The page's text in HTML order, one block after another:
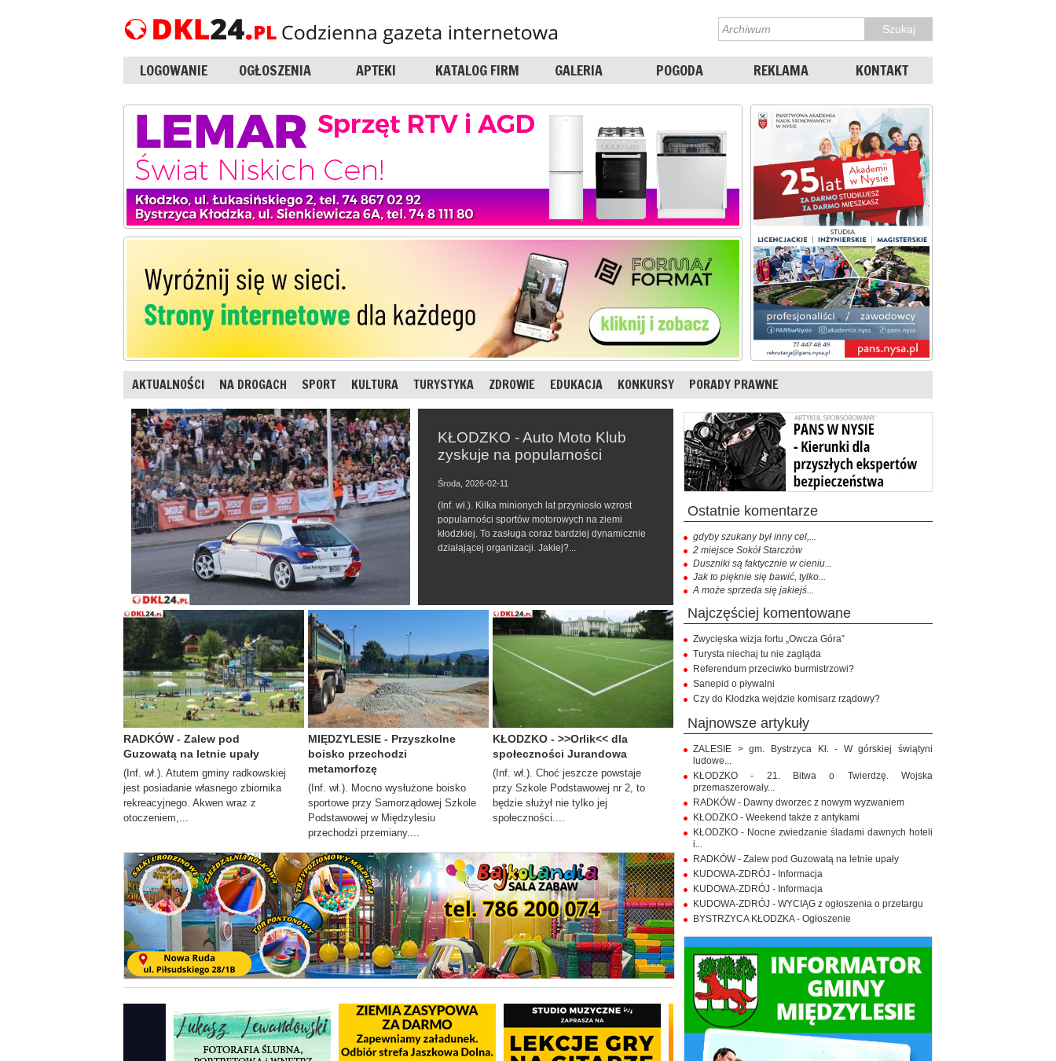
LOGOWANIE OGŁOSZENIA APTEKI KATALOG FIRM GALERIA POGODA REKLAMA KONTAKT
AKTUALNOŚCI NA DROGACH SPORT KULTURA TURYSTYKA ZDROWIE EDUKACJA KONKURSY PORADY PRAWNE
KŁODZKO - Auto Moto Klub
zyskuje na popularności
Środa, 2026-02-11
(Inf. wł.). Kilka minionych lat przyniosło wzrost
popularności sportów motorowych na ziemi
kłodzkiej. To zasługa coraz bardziej dynamicznie
działającej organizacji. Jakiej?...
RADKÓW - Zalew pod
Guzowatą na letnie upały
(Inf. wł.). Atutem gminy radkowskiej
jest posiadanie własnego zbiornika
rekreacyjnego. Akwen wraz z
otoczeniem,...
MIĘDZYLESIE - Przyszkolne
boisko przechodzi
metamorfozę
(Inf. wł.). Mocno wysłużone boisko
sportowe przy Samorządowej Szkole
Podstawowej w Międzylesiu
przechodzi przemiany....
KŁODZKO - >>Orlik<< dla
społeczności Jurandowa
(Inf. wł.). Choć jeszcze powstaje
przy Szkole Podstawowej nr 2, to
będzie służył nie tylko jej
społeczności....
ostatnie komentarze
gdyby szukany był inny cel,...
2 miejsce Sokół Starczów
Duszniki są faktycznie w cieniu...
Jak to pięknie się bawić, tylko...
A może sprzeda się jakiejś...
najczęściej komentowane
Zwycięska wizja fortu „Owcza Góra”
Turysta niechaj tu nie zagląda
Referendum przeciwko burmistrzowi?
Sanepid o pływalni
Czy do Kłodzka wejdzie komisarz rządowy?
najnowsze artykuły
ZALESIE > gm. Bystrzyca Kł. - W górskiej świątyni
ludowe...
KŁODZKO - 21. Bitwa o Twierdzę. Wojska
przemaszerowały...
RADKÓW - Dawny dworzec z nowym wyzwaniem
KŁODZKO - Weekend także z antykami
KŁODZKO - Nocne zwiedzanie śladami dawnych hoteli
i...
RADKÓW - Zalew pod Guzowatą na letnie upały
KUDOWA-ZDRÓJ - Informacja
KUDOWA-ZDRÓJ - Informacja
KUDOWA-ZDRÓJ - WYCIĄG z ogłoszenia o przetargu
BYSTRZYCA KŁODZKA - Ogłoszenie